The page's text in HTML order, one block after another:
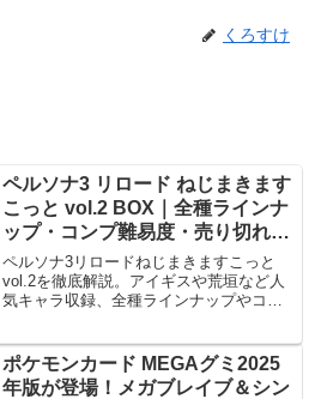
くろすけ
ペルソナ3 リロード ねじまきます
こっと vol.2 BOX｜全種ラインナ
ップ・コンプ難易度・売り切れ前
に買うべき理由
ペルソナ3リロードねじまきますこっと
vol.2を徹底解説。アイギスや荒垣など人
気キャラ収録、全種ラインナップやコン
ポケモンカード MEGAグミ2025
年版が登場！メガブレイブ＆シン